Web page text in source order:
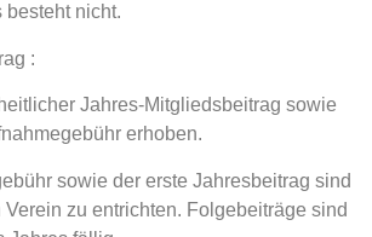
besteht nicht.
:
Jahres-Mitgliedsbeitrag sowie
erhoben.
sowie der erste Jahresbeitrag sind
Verein zu entrichten. Folgebeiträge sind